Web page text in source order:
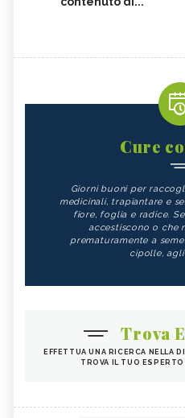
Cure
Giorni buoni per
medicinali, trapiantare e
fiore, foglia e radice.
accestiscono o che
prematuramente a
cipolle,
Trova
EFFETTUA UNA RICERCA NELLA
TROVA IL TUO ESPERTO